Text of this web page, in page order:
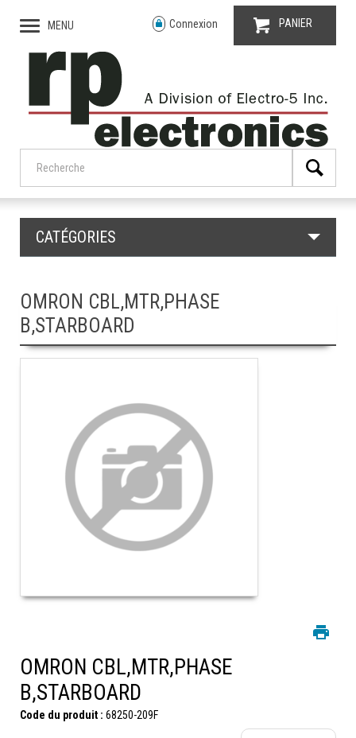
MENU Connexion PANIER
CATÉGORIES
OMRON CBL,MTR,PHASE
B,STARBOARD
OMRON CBL,MTR,PHASE
B,STARBOARD
Code du produit : 68250-209F